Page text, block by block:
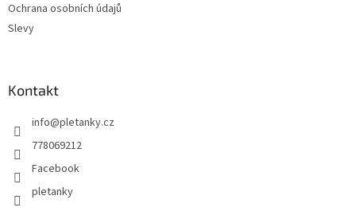
Ochrana osobních údajů
Slevy
Kontakt
info@pletanky.cz
778069212
Facebook
pletanky